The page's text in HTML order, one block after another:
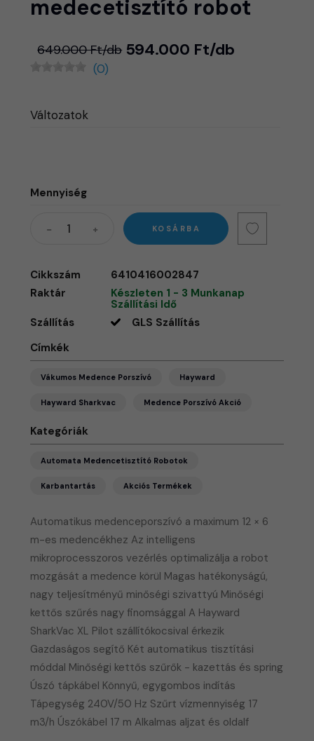
medecetisztító robot
649.000 Ft/db 594.000 Ft/db
(0)
Automatikus medenceporszívó a maximum 12 × 6
m-es medencékhez Az intelligens
mikroprocesszoros vezérlés optimalizálja a robot
mozgását a medence körül Magas hatékonyságú,
nagy teljesítményű minőségi szivattyú Minőségi
kettős szűrés nagy finomsággal A Hayward
SharkVac XL Pilot szállítókocsival érkezik
Gazdaságos segítő Két automatikus tisztítási
móddal Minőségi kettős szűrők - kazettás és spring
Úszó tápkábel Könnyű, egygombos indítás
Tápegység 240V/50 Hz Szűrt vízmennyiség 17
m3/h Úszókábel 17 m Alkalmas aljzat és oldalf
Változatok
Mennyiség
KOSÁRBA
Cikkszám
6410416002847
Raktár
Készleten 1 - 3 Munkanap
Szállítási Idő
Szállítás
GLS Szállítás
Címkék
Vákumos Medence Porszívó Hayward
Hayward Sharkvac Medence Porszívó Akció
Kategóriák
Automata Medencetisztító Robotok
Karbantartás Akciós Termékek